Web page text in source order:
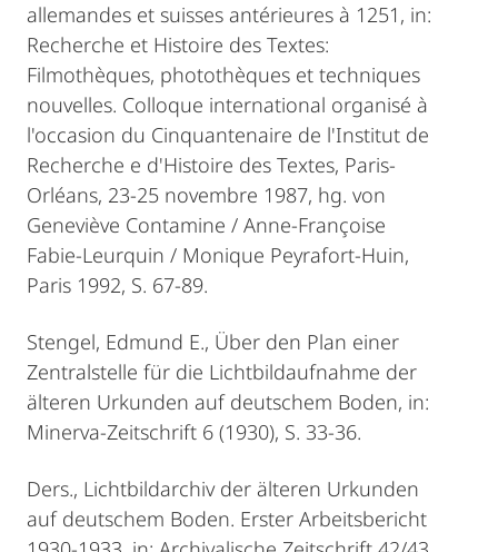
allemandes et suisses antérieures à 1251, in:
Recherche et Histoire des Textes:
Filmothèques, photothèques et techniques
nouvelles. Colloque international organisé à
l'occasion du Cinquantenaire de l'Institut de
Recherche e d'Histoire des Textes, Paris-
Orléans, 23-25 novembre 1987, hg. von
Geneviève Contamine / Anne-Françoise
Fabie-Leurquin / Monique Peyrafort-Huin,
Paris 1992, S. 67-89.
Stengel, Edmund E., Über den Plan einer
Zentralstelle für die Lichtbildaufnahme der
älteren Urkunden auf deutschem Boden, in:
Minerva-Zeitschrift 6 (1930), S. 33-36.
Ders., Lichtbildarchiv der älteren Urkunden
auf deutschem Boden. Erster Arbeitsbericht